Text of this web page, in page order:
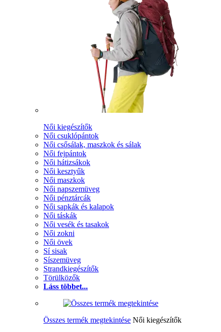
Női kiegészítők
Női csuklópántok
Női csősálak, maszkok és sálak
Női fejpántok
Női hátizsákok
Női kesztyűk
Női maszkok
Női napszemüveg
Női pénztárcák
Női sapkák és kalapok
Női táskák
Női vesék és tasakok
Női zokni
Női övek
Sí sisak
Síszemüveg
Strandkiegészítők
Törülközők
Láss többet...
Összes termék megtekintése Női kiegészítők